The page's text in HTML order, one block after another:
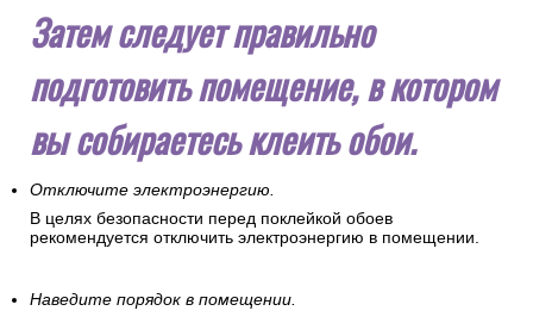
Затем следует правильно
подготовить помещение, в котором
вы собираетесь клеить обои.
Отключите электроэнергию.
В целях безопасности перед поклейкой обоев
рекомендуется отключить электроэнергию в помещении.
Наведите порядок в помещении.